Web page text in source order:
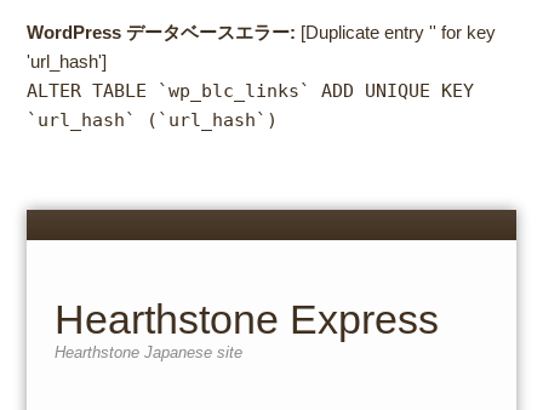
WordPress データベースエラー: [Duplicate entry '' for key
'url_hash']
ALTER TABLE `wp_blc_links` ADD UNIQUE KEY
`url_hash` (`url_hash`)
Menu
Hearthstone Express
Hearthstone Japanese site